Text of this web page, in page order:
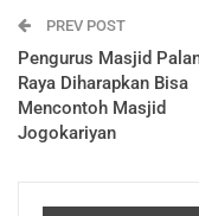
PREV POST
Pengurus Masjid
Raya Diharapkan Bisa
Mencontoh Masjid
Jogokariyan